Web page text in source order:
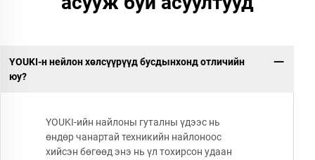
YOUKI-н нейлон хөлсүүрүүд бусдынхонд отличийн
юу?
YOUKI-ийн найлоны гуталны үдээс нь
өндөр чанартай техникийн найлоноос
хийсэн бөгөөд энэ нь үл тохирсон удаан